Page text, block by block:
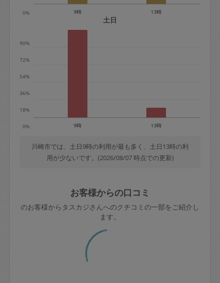
※キャンセル料金の設定について：
定期依頼1回（3時間）の金額とスポット
0% 9時 13時
土日
0%
18%
36%
54%
72%
90%
9時 13時
川崎市では、土日9時の利用が最も多く、土日13時の利
用が少ないです。(2026/08/07 時点での更新)
お客様からの口コミ
のお客様からタスカジさんへのクチコミの一部をご紹介し
ます。